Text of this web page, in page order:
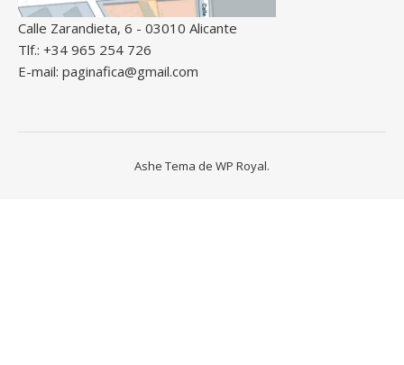
Calle Zarandieta, 6 - 03010 Alicante
Tlf.: +34 965 254 726
E-mail: paginafica@gmail.com
Ashe Tema de WP Royal.